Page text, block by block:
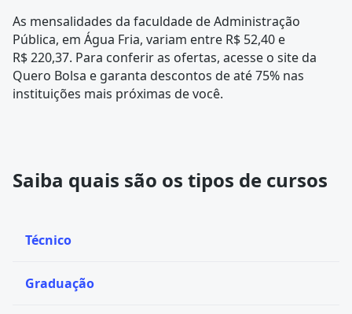
As mensalidades da faculdade de Administração
Pública, em Água Fria, variam entre R$ 52,40 e
R$ 220,37. Para conferir as ofertas, acesse o site da
Quero Bolsa e garanta descontos de até 75% nas
instituições mais próximas de você.
Saiba quais são os tipos de cursos
Técnico
Graduação